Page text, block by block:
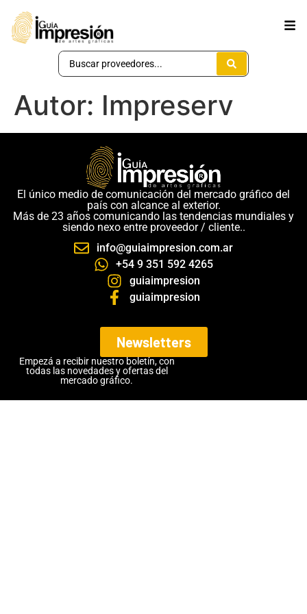
Autor: Impreserv
El único medio de comunicación del mercado gráfico del
país con alcance al exterior.
Más de 23 años comunicando las tendencias mundiales y
siendo nexo entre proveedor / cliente..
info@guiaimpresion.com.ar
+54 9 351 592 4265
guiaimpresion
guiaimpresion
Newsletters
Empezá a recibir nuestro boletín, con
todas las novedades y ofertas del
mercado gráfico.